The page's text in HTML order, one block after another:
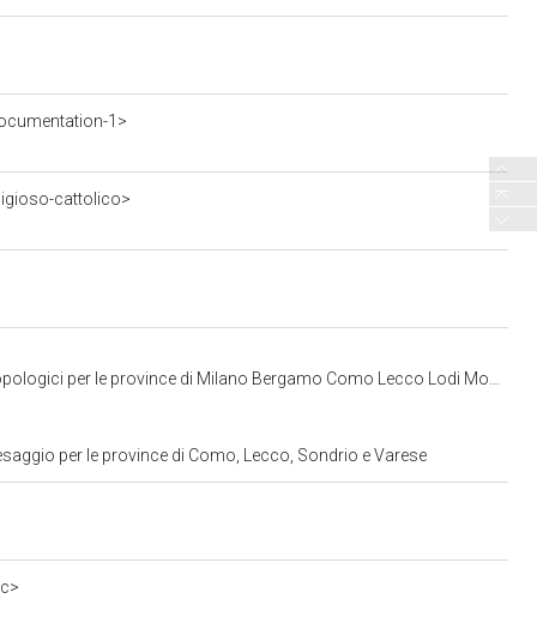
1>
cattolico>
di Milano Bergamo Como Lecco Lodi Monza Pavia Sondrio Varese
per le province di Como, Lecco, Sondrio e Varese